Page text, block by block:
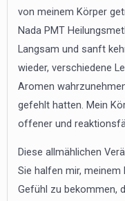
von meinem Körper
Nada PMT
Langsam und sanft
wieder, verschiedene
Aromen
gefehlt hatten. Mein
offener und
Diese allmählichen
Sie halfen mir,
Gefühl zu bekommen,